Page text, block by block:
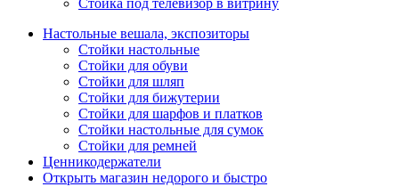
Стойка под телевизор в витрину
Настольные вешала, экспозиторы
Стойки настольные
Стойки для обуви
Стойки для шляп
Стойки для бижутерии
Стойки для шарфов и платков
Стойки настольные для сумок
Стойки для ремней
Ценникодержатели
Открыть магазин недорого и быстро